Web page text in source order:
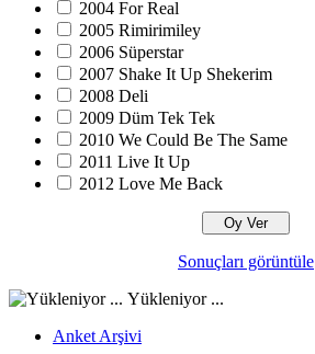
2004 For Real
2005 Rimirimiley
2006 Süperstar
2007 Shake It Up Shekerim
2008 Deli
2009 Düm Tek Tek
2010 We Could Be The Same
2011 Live It Up
2012 Love Me Back
Sonuçları görüntüle
Yükleniyor ...
Anket Arşivi